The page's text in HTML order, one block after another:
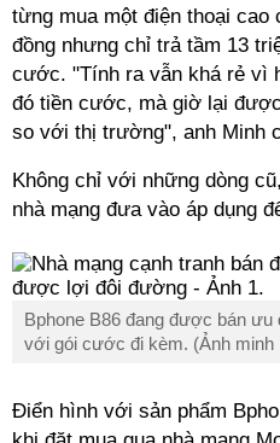
từng mua một điện thoại
đồng nhưng chỉ trả tầm 13
cước. "Tính ra vẫn khá rẻ vì
đó tiền cước, mà giờ lại
so với thị trường", anh Minh
Không chỉ với những dòng
nhà mạng đưa vào áp dụng
Bphone B86 đang được bán ưu
với gói cước đi kèm. (Ảnh minh
Điển hình với sản phẩm